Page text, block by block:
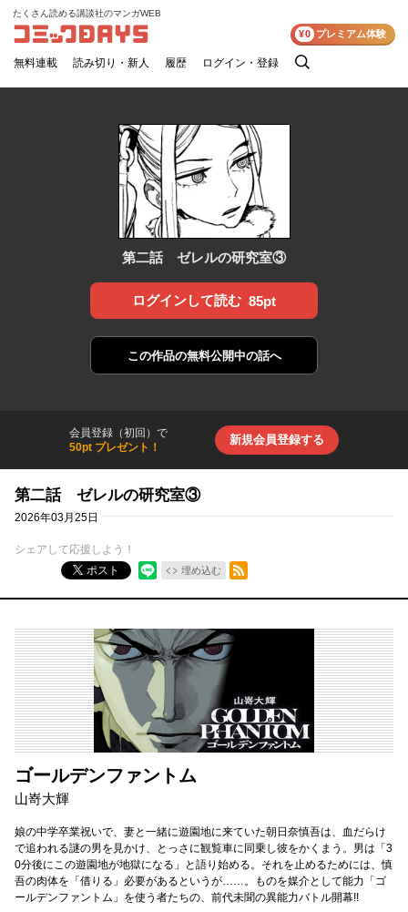
コミックDAYS
たくさん読める講談社のマンガWEB
無料連載 読み切り・新人 履歴 ログイン・登録
検
¥0 プレミアム体験
第二話 ゼレルの研究室③
ログインして読む 85pt
この作品の無料公開中の話へ
会員登録（初回）で
50pt プレゼント！
新規会員登録する
第二話 ゼレルの研究室③
2026年03月25日
シェアして応援しよう！
ポスト
埋め込む
RSSフィード
ゴールデンファントム
山嵜大輝
娘の中学卒業祝いで、妻と一緒に遊園地に来ていた朝日奈慎吾は、血だらけ
で追われる謎の男を見かけ、とっさに観覧車に同乗し彼をかくまう。男は「3
0分後にこの遊園地が地獄になる」と語り始める。それを止めるためには、慎
吾の肉体を「借りる」必要があるというが……。ものを媒介として能力「ゴ
ールデンファントム」を使う者たちの、前代未聞の異能力バトル開幕!!